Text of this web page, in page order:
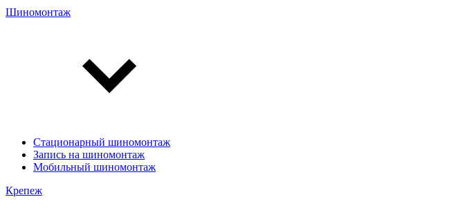
Шиномонтаж
Стационарный шиномонтаж
Запись на шиномонтаж
Мобильный шиномонтаж
Крепеж